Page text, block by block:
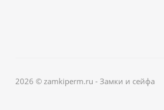
2026 © zamkiperm.ru - Замки и сейфа